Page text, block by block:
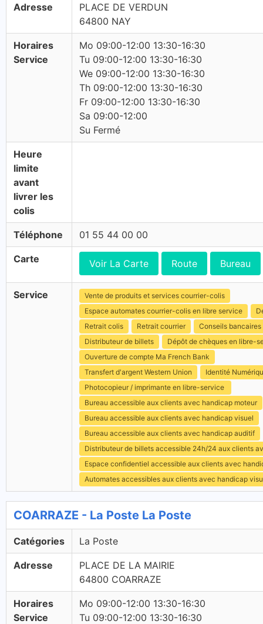
Adresse
PLACE DE VERDUN
64800 NAY
Horaires
Service
Mo 09:00-12:00 13:30-16:30
Tu 09:00-12:00 13:30-16:30
We 09:00-12:00 13:30-16:30
Th 09:00-12:00 13:30-16:30
Fr 09:00-12:00 13:30-16:30
Sa 09:00-12:00
Su Fermé
Heure
limite
avant
livrer les
colis
Téléphone 01 55 44 00 00
Carte Voir La Carte Route Bureau
Service
Vente de produits et services courrier-colis
Espace automates courrier-colis en libre service
Retrait colis
Retrait courrier
Conseils bancaires
Distributeur de billets
Dépôt de chèques en libre-
Ouverture de compte Ma French Bank
Transfert d'argent Western Union
Identité
Photocopieur / imprimante en libre-service
Bureau accessible aux clients avec handicap moteur
Bureau accessible aux clients avec handicap visuel
Bureau accessible aux clients avec handicap auditif
Distributeur de billets accessible 24h/24 aux clients
Espace confidentiel accessible aux clients avec
Automates accessibles aux clients avec handicap
COARRAZE - La Poste La Poste
Catégories La Poste
Adresse
PLACE DE LA MAIRIE
64800 COARRAZE
Horaires
Service
Mo 09:00-12:00 13:30-16:30
Tu 09:00-12:00 13:30-16:30